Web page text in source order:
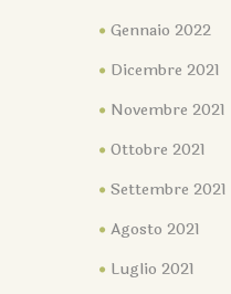
Gennaio 2022
Dicembre 2021
Novembre 2021
Ottobre 2021
Settembre 2021
Agosto 2021
Luglio 2021